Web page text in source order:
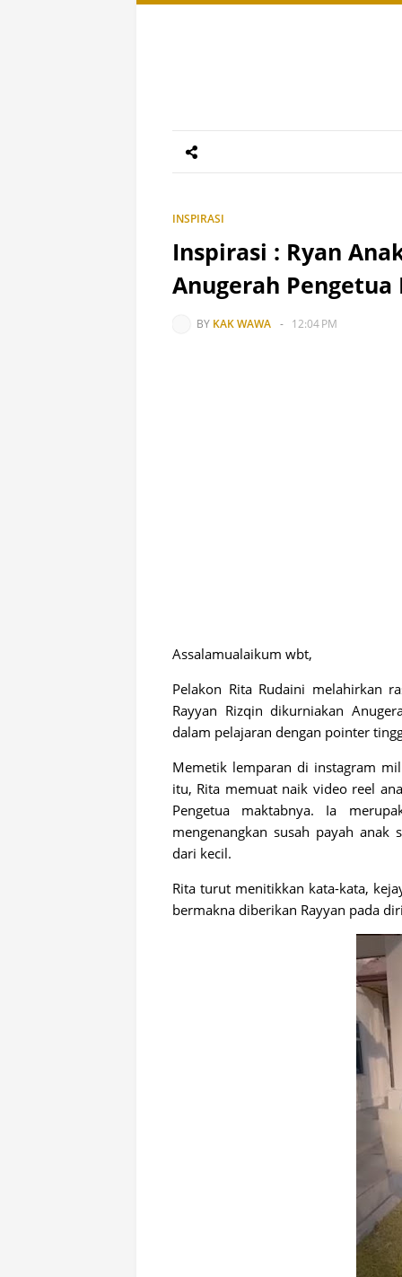
INSPIRASI
Inspirasi : Ryan
Anugerah
BY KAK WAWA - 12:04 PM
Assalamualaikum wbt,
Pelakon Rita Rudaini melahirkan
Rayyan Rizqin dikurniakan
dalam pelajaran dengan pointer
Memetik lemparan di instagram
itu, Rita memuat naik video reel
Pengetua maktabnya. Ia
mengenangkan susah payah
dari kecil.
Rita turut menitikkan kata-kata,
bermakna diberikan Rayyan pada